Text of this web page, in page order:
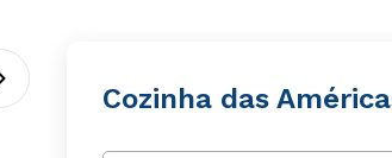
Cozinha das